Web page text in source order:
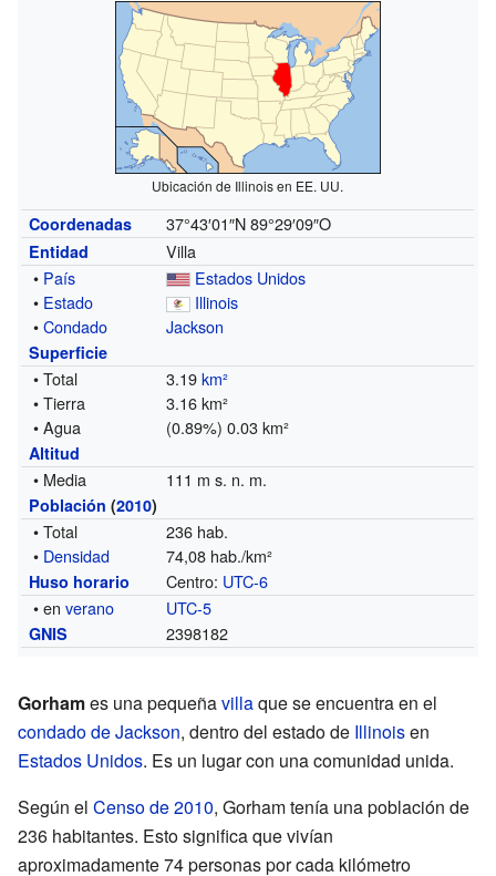
Ubicación de Illinois en EE. UU.
Coordenadas 37°43′01″N 89°29′09″O
Entidad
Villa
• País
Estados Unidos
• Estado
Illinois
•Condado Jackson
Superficie
• Total 3.19km²
• Tierra
3.16 km²
• Agua
(0.89%) 0.03 km²
Altitud
• Media 111 m s. n. m.
Población (2010)
• Total
236 hab.
• Densidad 74,08 hab./km²
Huso horario Centro: UTC-6
• enverano UTC-5
GNIS 2398182
Gorhames una pequeñavillaque se encuentra en el
condado de Jackson, dentro del estado de Illinoisen
Estados Unidos. Es un lugar con una comunidad unida.
Según el Censo de 2010, Gorham tenía una población de
236 habitantes. Esto significa que vivían
aproximadamente 74 personas por cada kilómetro